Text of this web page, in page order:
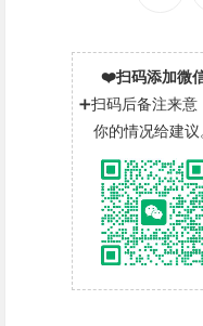
❤️扫码添加微
➕扫码后备注来意
你的情况给建议